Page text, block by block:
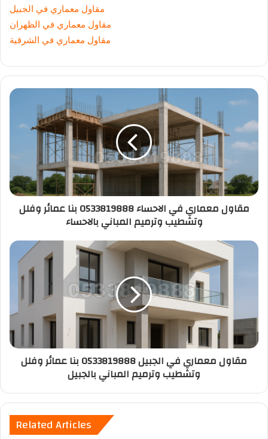
مقاول معماري في الجبيل
مقاول معماري في الظهران
مقاول معماري في الشرقية
مقاول معماري في الاحساء 0533819888 بنا عمائر وفلل
وتشطيب وترميم المباني بالاحساء
مقاول معماري في الجبيل 0533819888 بنا عمائر وفلل
وتشطيب وترميم المباني بالجبيل
Related Articles